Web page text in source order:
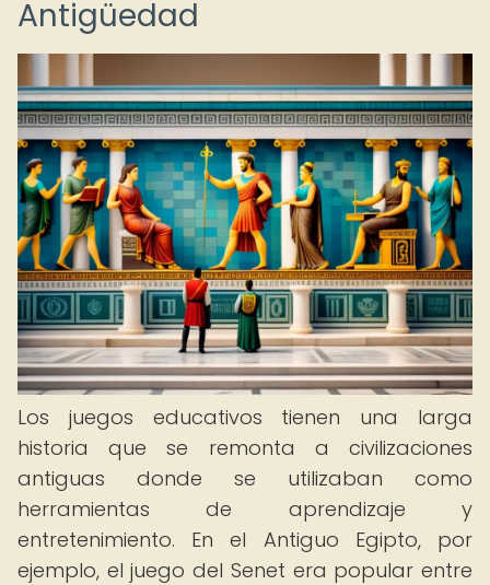
Antigüedad
Los juegos educativos tienen una larga
historia que se remonta a civilizaciones
antiguas donde se utilizaban como
herramientas de aprendizaje y
entretenimiento. En el Antiguo Egipto, por
ejemplo, el juego del Senet era popular entre